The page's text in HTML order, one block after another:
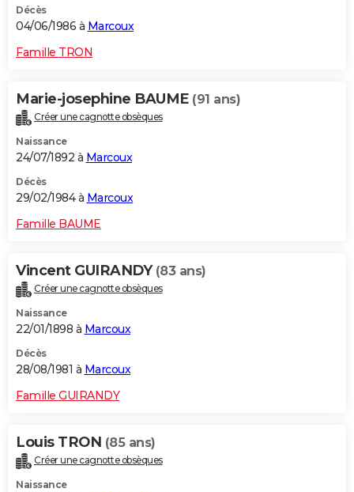
Décès
04/06/1986 à Marcoux
Famille TRON
Marie-josephine BAUME (91 ans)
Créer une cagnotte obsèques
Naissance
24/07/1892 à Marcoux
Décès
29/02/1984 à Marcoux
Famille BAUME
Vincent GUIRANDY (83 ans)
Créer une cagnotte obsèques
Naissance
22/01/1898 à Marcoux
Décès
28/08/1981 à Marcoux
Famille GUIRANDY
Louis TRON (85 ans)
Créer une cagnotte obsèques
Naissance